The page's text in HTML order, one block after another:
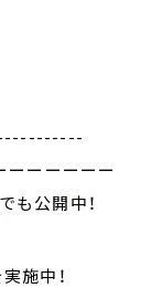
ーーーーーー
でも公開中！
施中！